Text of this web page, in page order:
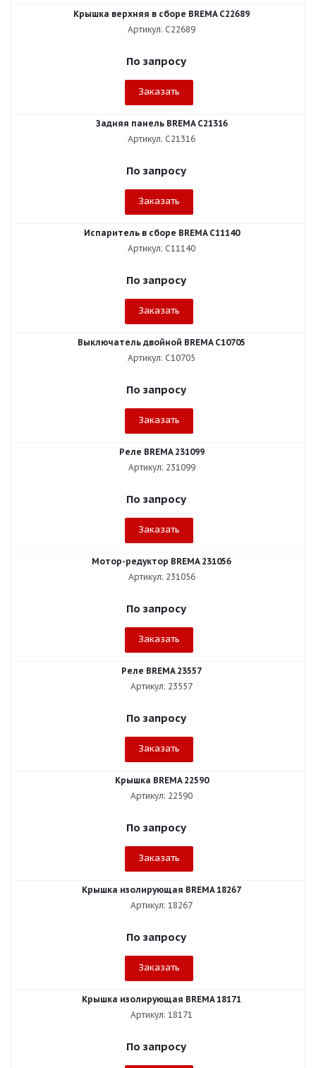
Крышка верхняя в сборе BREMA C22689
Артикул: C22689
По запросу
Заказать
Задняя панель BREMA C21316
Артикул: C21316
По запросу
Заказать
Испаритель в сборе BREMA C11140
Артикул: C11140
По запросу
Заказать
Выключатель двойной BREMA C10705
Артикул: C10705
По запросу
Заказать
Реле BREMA 231099
Артикул: 231099
По запросу
Заказать
Мотор-редуктор BREMA 231056
Артикул: 231056
По запросу
Заказать
Реле BREMA 23557
Артикул: 23557
По запросу
Заказать
Крышка BREMA 22590
Артикул: 22590
По запросу
Заказать
Крышка изолирующая BREMA 18267
Артикул: 18267
По запросу
Заказать
Крышка изолирующая BREMA 18171
Артикул: 18171
По запросу